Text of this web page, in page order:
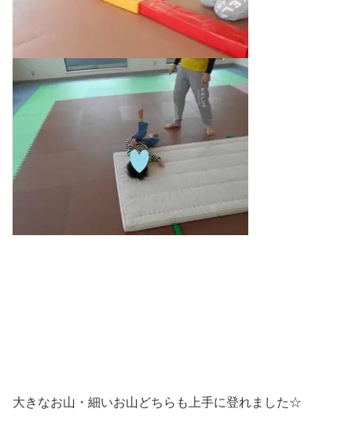
大きなお山・細いお山どちらも上手に登れました☆